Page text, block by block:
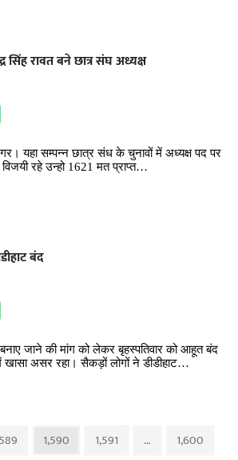
सिंह रावत बने छात्र संघ अध्यक्ष
यहा सम्पन्न छात्र संध के चुनावों में अध्यक्ष पद पर
विजयी रहे उन्हो 1621 मत प्राप्त…
बंद
बनाए जाने की मांग को लेकर बृहस्पतिवार को आहूत बंद
खासा असर रहा। सैकड़ों लोगों ने डीडीहाट…
Page
1,590 Page
1,591 … Page
1,600